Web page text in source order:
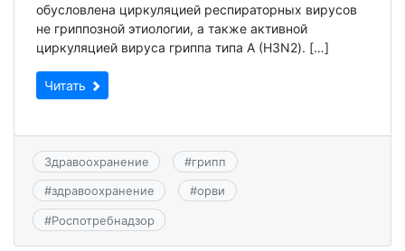
обусловлена циркуляцией респираторных вирусов
не гриппозной этиологии, а также активной
циркуляцией вируса гриппа типа А (H3N2). […]
Читать
Здравоохранение #грипп
#здравоохранение #орви
#Роспотребнадзор